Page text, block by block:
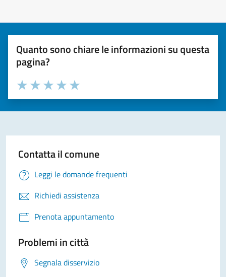
Quanto sono chiare le informazioni su questa
pagina?
Valuta la chiarezza delle informazioni (da 1 a 5 stelle)
Seleziona il numero di stelle per valutare la chiarezza delle
Valuta 5 stelle su 5
Valuta 4 stelle su 5
Valuta 3 stelle su 5
Valuta 2 stelle su 5
Valuta 1 stelle su 5
Contatta il comune
Leggi le domande frequenti
Richiedi assistenza
Prenota appuntamento
Problemi in città
Segnala disservizio